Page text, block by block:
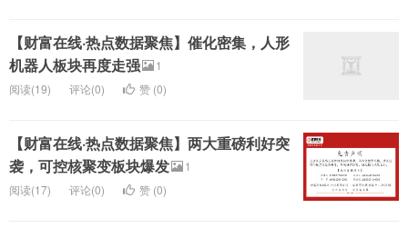
【财富在线·热点数据聚焦】催化密集，人形
机器人板块再度走强
1
阅读(19)
评论(0) 赞 (0)
【财富在线·热点数据聚焦】两大重磅利好突
袭，可控核聚变板块爆发
1
阅读(17)
评论(0) 赞 (0)